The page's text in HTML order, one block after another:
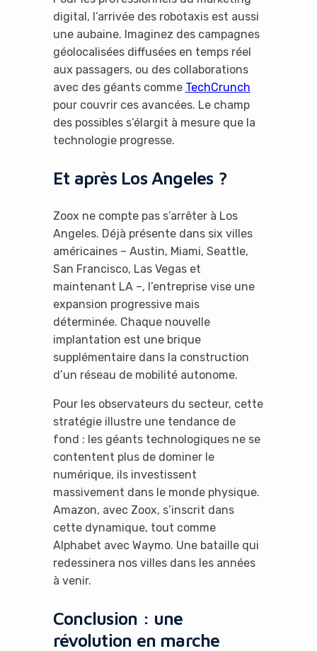
digital, l’arrivée des robotaxis est aussi
une aubaine. Imaginez des campagnes
géolocalisées diffusées en temps réel
aux passagers, ou des collaborations
avec des géants comme TechCrunch
pour couvrir ces avancées. Le champ
des possibles s’élargit à mesure que la
technologie progresse.
Et après Los Angeles ?
Zoox ne compte pas s’arrêter à Los
Angeles. Déjà présente dans six villes
américaines – Austin, Miami, Seattle,
San Francisco, Las Vegas et
maintenant LA –, l’entreprise vise une
expansion progressive mais
déterminée. Chaque nouvelle
implantation est une brique
supplémentaire dans la construction
d’un réseau de mobilité autonome.
Pour les observateurs du secteur, cette
stratégie illustre une tendance de
fond : les géants technologiques ne se
contentent plus de dominer le
numérique, ils investissent
massivement dans le monde physique.
Amazon, avec Zoox, s’inscrit dans
cette dynamique, tout comme
Alphabet avec Waymo. Une bataille qui
redessinera nos villes dans les années
à venir.
Conclusion : une
révolution en marche
Yes, I will turn off Ad-Blocker
No Thanks